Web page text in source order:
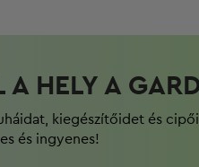
A HELY A
kiegészítőidet és
és ingyenes!